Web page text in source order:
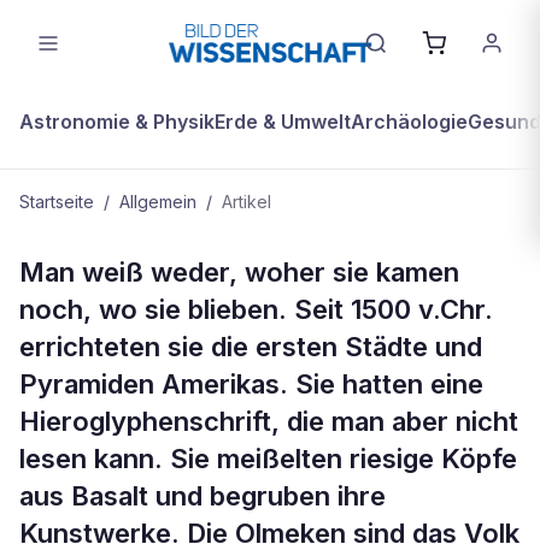
Astronomie & PhysikErde & UmweltArchäologie
Startseite / Allgemein / Artikel
Olmeken -Die Gründerväter
Man weiß weder, woher sie kamen
noch, wo sie blieben. Seit 1500 v.Chr.
errichteten sie die ersten Städte und
Pyramiden Amerikas. Sie hatten eine
Hieroglyphenschrift, die man aber nicht
lesen kann. Sie meißelten riesige Köpfe
aus Basalt und begruben ihre
Kunstwerke. Die Olmeken sind das Volk